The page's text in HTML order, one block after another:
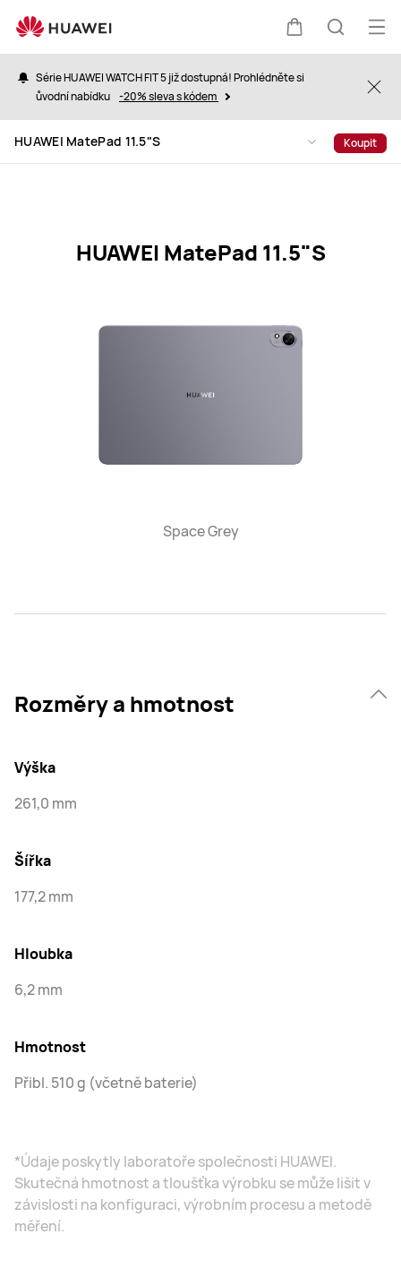
MatePad
11.5&quot;S
Specification
KošíkHledat
Série HUAWEI WATCH FIT 5 již dostupná! Prohlédněte si
ůvodní nabídku -20% sleva s kódem
HUAWEI MatePad 11.5"S Koupit
HUAWEI MatePad 11.5"S
Space Grey
Rozměry a hmotnost
Výška
261,0 mm
Šířka
177,2 mm
Hloubka
6,2 mm
Hmotnost
Přibl. 510 g (včetně baterie)
*Údaje poskytly laboratoře společnosti HUAWEI.
Skutečná hmotnost a tloušťka výrobku se může lišit v
závislosti na konfiguraci, výrobním procesu a metodě
měření.